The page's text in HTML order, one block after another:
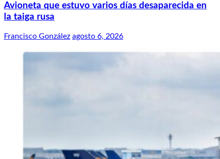
Avioneta que estuvo varios días desaparecida en
la taiga rusa
Francisco González agosto 6, 2026